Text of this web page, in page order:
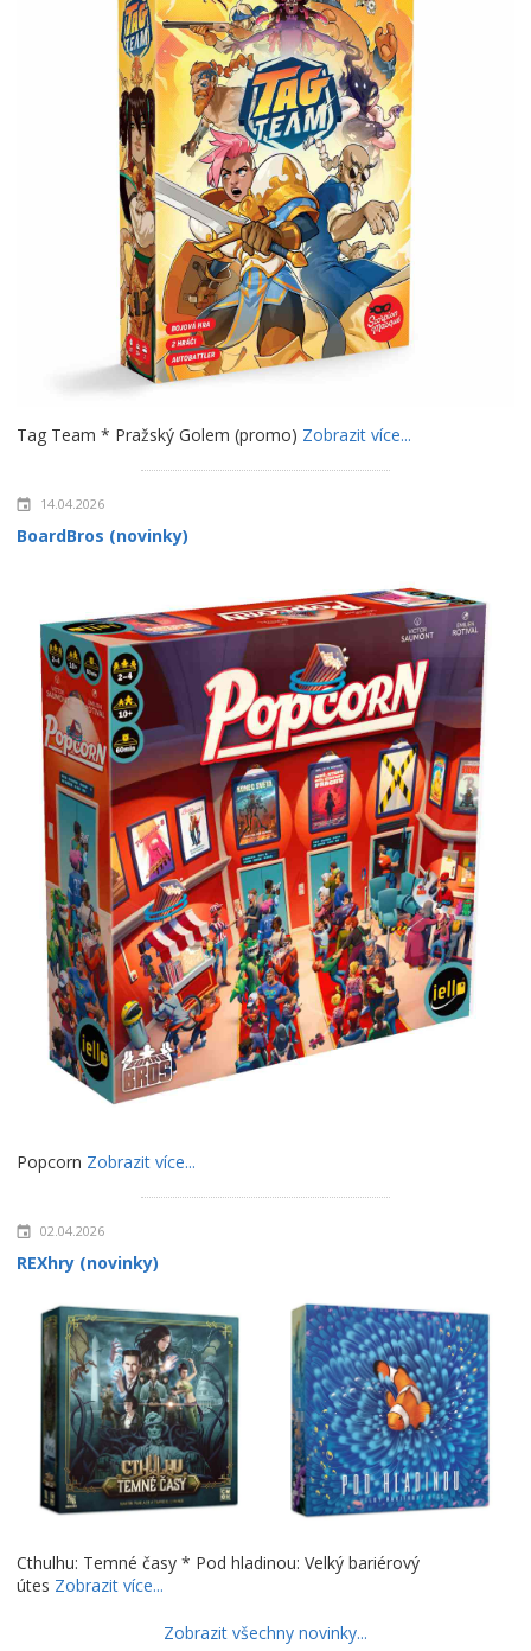
Tag Team * Pražský Golem (promo) Zobrazit více...
14.04.2026
BoardBros (novinky)
Popcorn Zobrazit více...
02.04.2026
REXhry (novinky)
Cthulhu: Temné časy * Pod hladinou: Velký bariérový
útes Zobrazit více...
Zobrazit všechny novinky...